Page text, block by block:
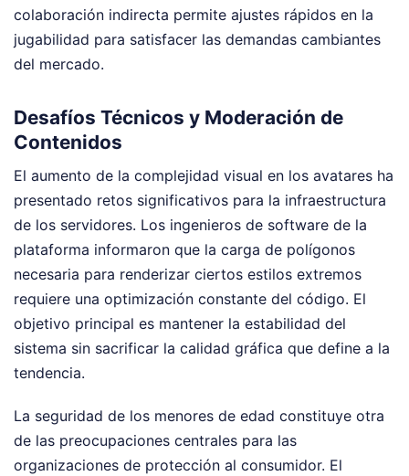
colaboración indirecta permite ajustes rápidos en la
jugabilidad para satisfacer las demandas cambiantes
del mercado.
Desafíos Técnicos y Moderación de
Contenidos
El aumento de la complejidad visual en los avatares ha
presentado retos significativos para la infraestructura
de los servidores. Los ingenieros de software de la
plataforma informaron que la carga de polígonos
necesaria para renderizar ciertos estilos extremos
requiere una optimización constante del código. El
objetivo principal es mantener la estabilidad del
sistema sin sacrificar la calidad gráfica que define a la
tendencia.
La seguridad de los menores de edad constituye otra
de las preocupaciones centrales para las
organizaciones de protección al consumidor. El